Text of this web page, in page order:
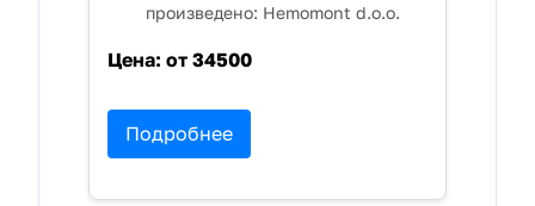
произведено: Hemomont d.o.o.
Цена: от 34500
Подробнее